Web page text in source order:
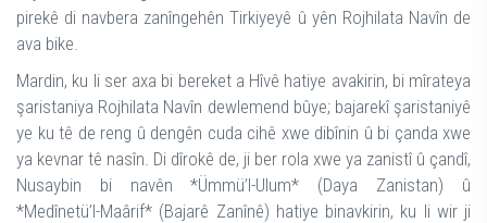
pirekê di navbera zanîngehên Tirkiyeyê û yên Rojhilata Navîn de
ava bike.
Mardin, ku li ser axa bi bereket a Hîvê hatiye avakirin, bi mîrateya
şaristaniya Rojhilata Navîn dewlemend bûye; bajarekî şaristaniyê
ye ku tê de reng û dengên cuda cihê xwe dibînin û bi çanda xwe
ya kevnar tê nasîn. Di dîrokê de, ji ber rola xwe ya zanistî û çandî,
Nusaybin bi navên *Ümmü’l-Ulum* (Daya Zanistan) û
*Medînetü’l-Maârif* (Bajarê Zanînê) hatiye binavkirin, ku li wir ji